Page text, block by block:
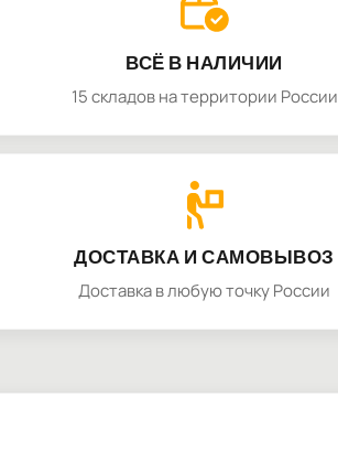
ВСЁ В НАЛИЧИИ
15 складов на территории России
ДОСТАВКА И САМОВЫВОЗ
Доставка в любую точку России